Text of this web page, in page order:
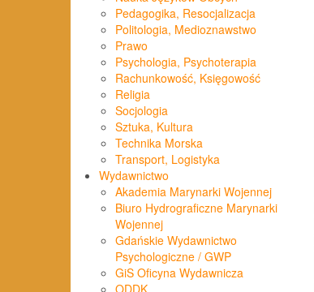
Pedagogika, Resocjalizacja
Politologia, Medioznawstwo
Prawo
Psychologia, Psychoterapia
Rachunkowość, Księgowość
Religia
Socjologia
Sztuka, Kultura
Technika Morska
Transport, Logistyka
Wydawnictwo
Akademia Marynarki Wojennej
Biuro Hydrograficzne Marynarki
Wojennej
Gdańskie Wydawnictwo
Psychologiczne / GWP
GiS Oficyna Wydawnicza
ODDK